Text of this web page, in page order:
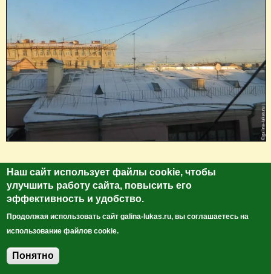
Останавливались мы в бывшем доходном доме Н. И
Шилова, которому без малого более 100 лет. Не так
давно здесь появилась мансарда, которая дополнила
наш обзор питерских крыш.
Наш сайт использует файлы cookie, чтобы
улучшить работу сайта, повысить его
эффективность и удобство.
Продолжая использовать сайт galina-lukas.ru, вы соглашаетесь на
использование файлов cookie.
Понятно